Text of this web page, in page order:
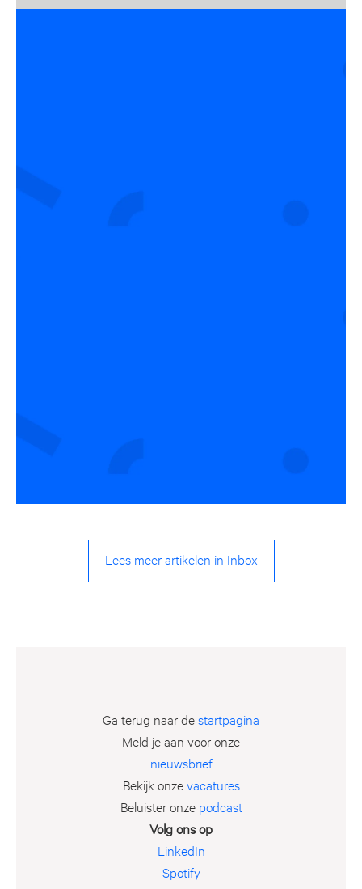
Lees meer artikelen in Inbox
Ga terug naar destartpagina
Meld je aan voor onze
nieuwsbrief
Bekijk onzevacatures
Beluister onze podcast
Volg ons op
LinkedIn
Spotify